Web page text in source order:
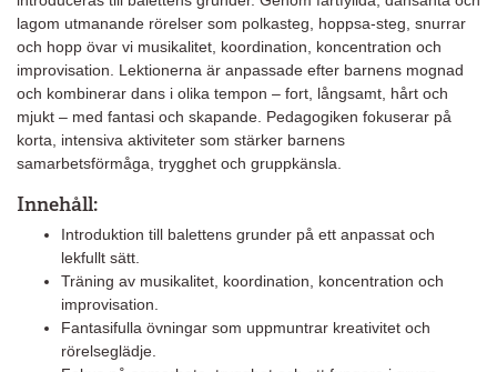
lagom utmanande rörelser som polkasteg, hoppsa-steg, snurrar
och hopp övar vi musikalitet, koordination, koncentration och
improvisation. Lektionerna är anpassade efter barnens mognad
och kombinerar dans i olika tempon – fort, långsamt, hårt och
mjukt – med fantasi och skapande. Pedagogiken fokuserar på
korta, intensiva aktiviteter som stärker barnens
samarbetsförmåga, trygghet och gruppkänsla.
Innehåll:
Introduktion till balettens grunder på ett anpassat och
lekfullt sätt.
Träning av musikalitet, koordination, koncentration och
improvisation.
Fantasifulla övningar som uppmuntrar kreativitet och
rörelseglädje.